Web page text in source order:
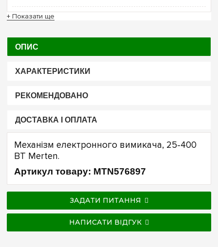
+ Показати ще
ОПИС
ХАРАКТЕРИСТИКИ
РЕКОМЕНДОВАНО
ДОСТАВКА І ОПЛАТА
Механізм електронного вимикача, 25-400
ВТ Merten.
Артикул товару: MTN576897
ЗАДАТИ ПИТАННЯ
НАПИСАТИ ВІДГУК